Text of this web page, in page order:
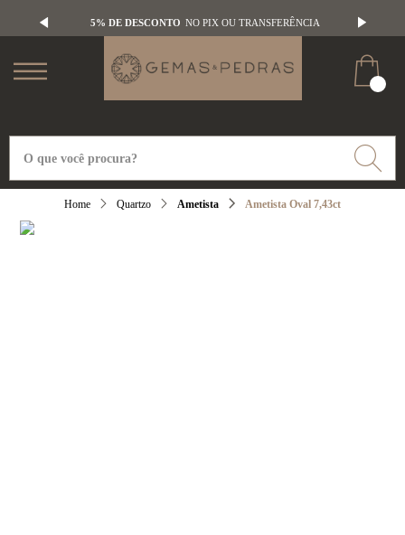
5% DE DESCONTO NO PIX OU TRANSFERÊNCIA
Quartzo Ametista Ametista Oval 7,43ct